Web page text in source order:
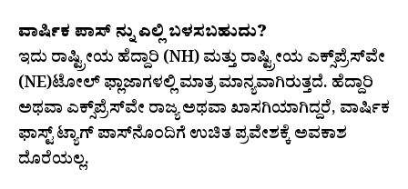
ವಾರ್ಷಿಕ ಪಾಸ್ ನ್ನು ಎಲ್ಲಿ ಬಳಸಬಹುದು?
ಇದು ರಾಷ್ಟ್ರೀಯ ಹೆದ್ದಾರಿ (NH) ಮತ್ತು ರಾಷ್ಟ್ರೀಯ ಎಕ್ಸ್‌ಪ್ರೆಸ್‌ವೇ
(NE)ಟೋಲ್ ಫ್ಲಾಜಾಗಳಲ್ಲಿ ಮಾತ್ರ ಮಾನ್ಯವಾಗಿರುತ್ತದೆ. ಹೆದ್ದಾರಿ
ಅಥವಾ ಎಕ್ಸ್‌ಪ್ರೆಸ್‌ವೇ ರಾಜ್ಯ ಅಥವಾ ಖಾಸಗಿಯಾಗಿದ್ದರೆ, ವಾರ್ಷಿಕ
ಫಾಸ್ಟ್ ಟ್ಯಾಗ್ ಪಾಸ್‌ನೊಂದಿಗೆ ಉಚಿತ ಪ್ರವೇಶಕ್ಕೆ ಅವಕಾಶ
ದೊರೆಯಲ್ಲ.